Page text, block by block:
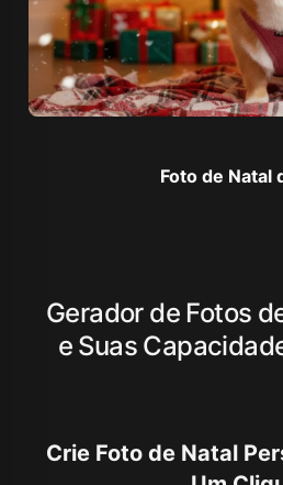
Foto de Natal
Gerador de Fotos
e Suas
Crie Foto de Natal